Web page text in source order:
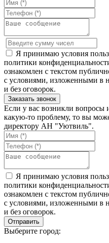
Я принимаю условия
политики
ознакомлен с текстом
с условиями, изложенными в
и без оговорок.
Если у вас возникли вопросы
какую-то проблему, то вы
директору АН "Уютвиль".
Я принимаю условия
политики
ознакомлен с текстом
с условиями, изложенными в
и без оговорок.
Выберите город: